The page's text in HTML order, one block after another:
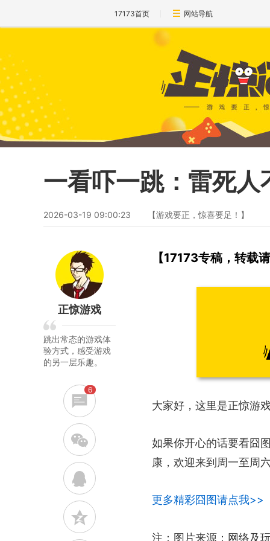
17173首页 网站导航
正惊游戏
跳出常态的游戏体
验方式，感受游戏
的另一层乐趣。
6
w
q
z
一看吓一跳：雷死
2026-03-19 09:00:23 【游戏要正，惊喜要足！】
【17173专稿，转载
大家好，这里是正惊游
如果你开心的话要看囧
康，欢迎来到周一至周
更多精彩囧图请点我>>
注：图片来源：网络及